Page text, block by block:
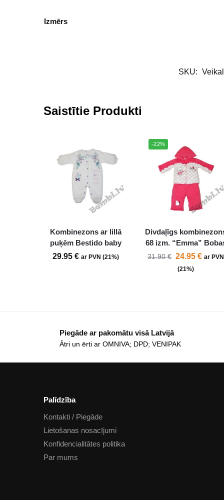
Izmērs
SKU:
Saistītie Produkti
Kombinezons ar lillā
puķēm Bestido baby
29.95€ ar PVN (21%)
-22%
Divdaļīgs
68 izm. “Emma”
31.90€ 24.95€ ar PVN
(21%)
Piegāde ar pakomātu visā Latvijā
Ātri un ērti ar OMNIVA; DPD; VENIPAK
Palīdzība
Kontakti / Piegāde
Lietošanas nosacījumi
Konfidencialitātes politika
Par mums